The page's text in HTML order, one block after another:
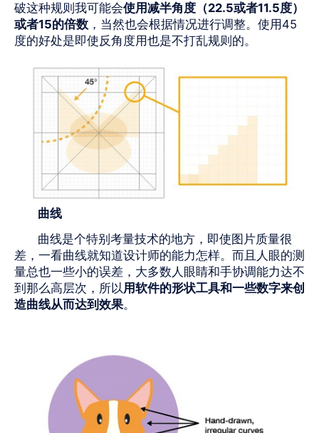
破这种规则我可能会使用减半角度（22.5或者11.5度）
或者15的倍数 ，当然也会根据情况进行调整。使用 45
度的好处是即使反角度用也是不打乱规则的。
曲线
曲线是个特别考量技术的地方，即使图片质量很
差，一看曲线就知道设计师的能力怎样。而且人眼的测
量总也一些小的误差，大多数人眼睛和手协调能力达不
到那么高层次，所以用软件的形状工具和一些数字来创
造曲线从而达到效果。